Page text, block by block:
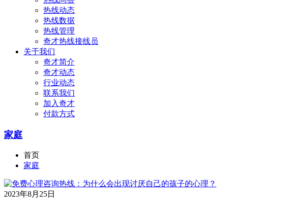
热线动态
热线数据
热线管理
奇才热线接线员
关于我们
奇才简介
奇才动态
行业动态
联系我们
加入奇才
付款方式
家庭
首页
家庭
2023年8月25日